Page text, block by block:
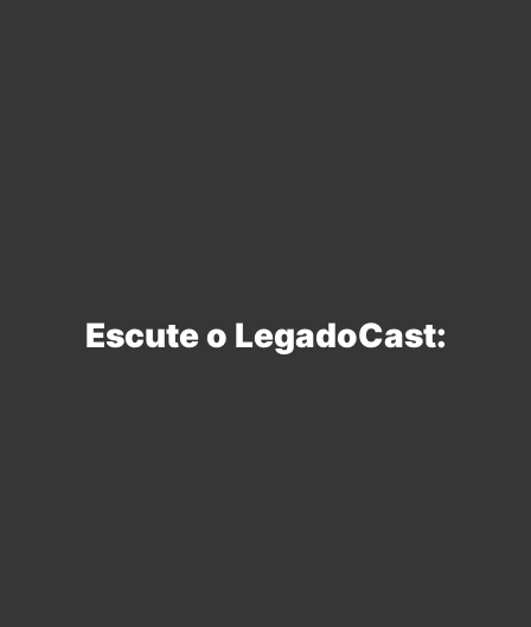
Escute o LegadoCast: